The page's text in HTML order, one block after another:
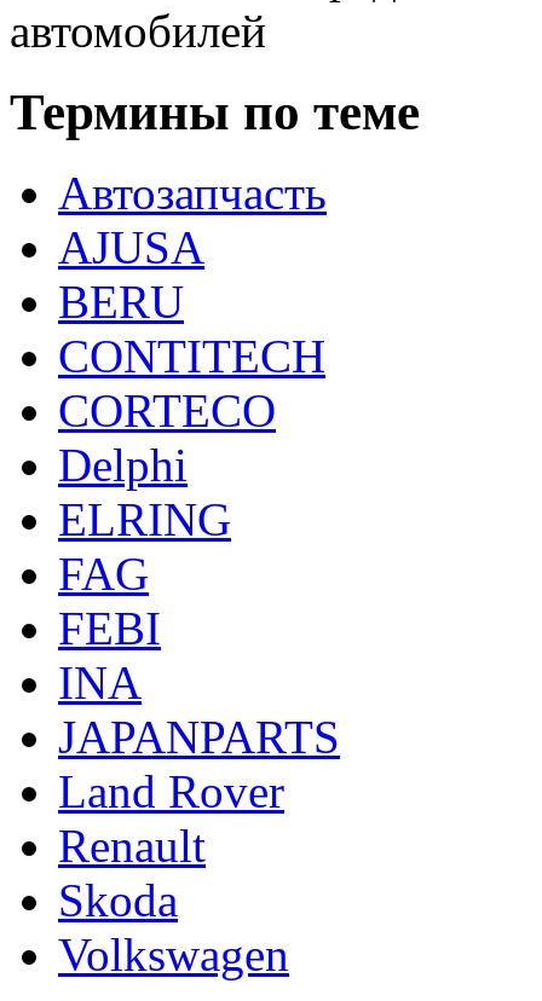
автомобилей
Термины по теме
Автозапчасть
AJUSA
BERU
CONTITECH
CORTECO
Delphi
ELRING
FAG
FEBI
INA
JAPANPARTS
Land Rover
Renault
Skoda
Volkswagen